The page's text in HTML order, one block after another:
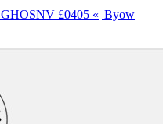
£0405 «| Byow